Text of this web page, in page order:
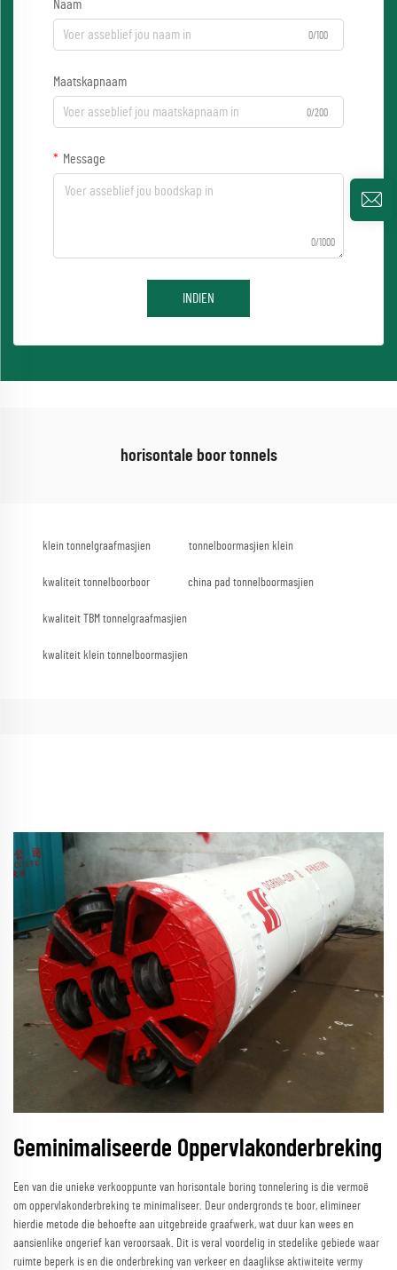
Naam
0/100
Maatskapnaam
0/200
Message
0/1000
INDIEN
horisontale boor tonnels
klein tonnelgraafmasjien tonnelboormasjien klein
kwaliteit tonnelboorboor china pad tonnelboormasjien
kwaliteit TBM tonnelgraafmasjien
kwaliteit klein tonnelboormasjien
Geminimaliseerde Oppervlakonderbreking
Een van die unieke verkooppunte van horisontale boring tonnelering is die vermoë
om oppervlakonderbreking te minimaliseer. Deur ondergronds te boor, elimineer
hierdie metode die behoefte aan uitgebreide graafwerk, wat duur kan wees en
aansienlike ongerief kan veroorsaak. Dit is veral voordelig in stedelike gebiede waar
ruimte beperk is en die onderbreking van verkeer en daaglikse aktiwiteite vermy